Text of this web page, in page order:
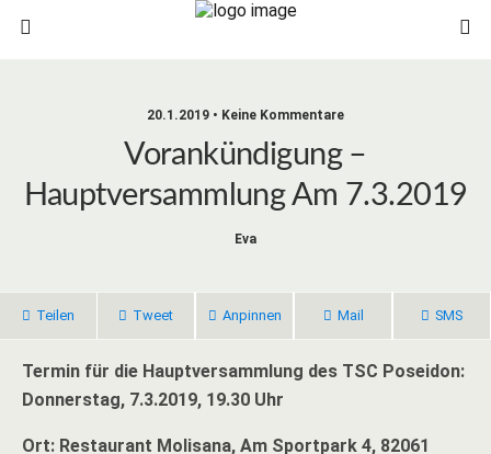
20.1.2019 • Keine Kommentare
Vorankündigung –
Hauptversammlung Am 7.3.2019
Eva
Teilen Tweet Anpinnen Mail SMS
Termin für die Hauptversammlung des TSC Poseidon:
Donnerstag, 7.3.2019, 19.30 Uhr
Ort: Restaurant Molisana, Am Sportpark 4, 82061